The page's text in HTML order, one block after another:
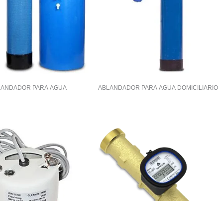
PARA AGUA ABLANDADOR PARA AGUA DOMICILIARIO